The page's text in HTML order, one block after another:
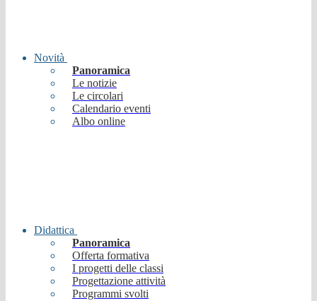
Novità
Panoramica
Le notizie
Le circolari
Calendario eventi
Albo online
Didattica
Panoramica
Offerta formativa
I progetti delle classi
Progettazione attività
Programmi svolti